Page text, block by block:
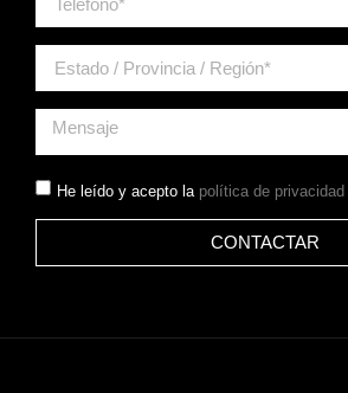
He leído y acepto la política de privacidad
CONTACTAR